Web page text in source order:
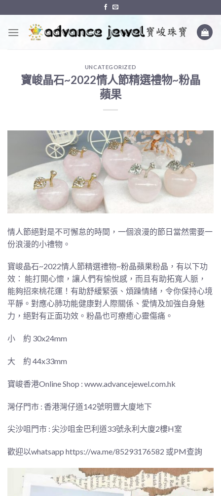
to
content
UNCATEGORIZED
寶峻晶石~2022情人節精選禮物~粉晶
蘋果
情人節絕對是不可懈怠的時間，一個浪漫的節日當然需要一
份浪漫的小禮物。
寶峻晶石~2022情人節精選禮物~粉晶蘋果粉晶，有以下功
效： 能打開心懷，讓人們有愉悅感，而且有助拓寬人脈，
能夠招來桃花運！有助舒緩緊張、煩躁情緒，令你保持心境
平靜。對應心肺功能健康對人際關係、愛情及加強自身魅
力，絕對有正面功效。粉晶也可療癒心靈傷痛。
小 約 30x24mm
大 約 44x33mm
寶峻香港Online Shop : www.advancejewel.com.hk
灣仔門市 : 香港灣仔道142號明豐大廈地下
尖沙咀門市 : 尖沙咀金巴利道33號永利大廈2樓H室
歡迎以whatsapp https://wa.me/85293176582 或PM查詢